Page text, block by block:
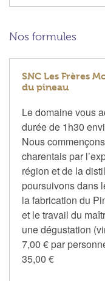
Nos formules
SNC Les Frères
du pineau
Le domaine vous
durée de 1h30
Nous
charentais par
région et de la
poursuivons dans
la fabrication du
et le travail du
une dégustation
7,00 € par
35,00 €